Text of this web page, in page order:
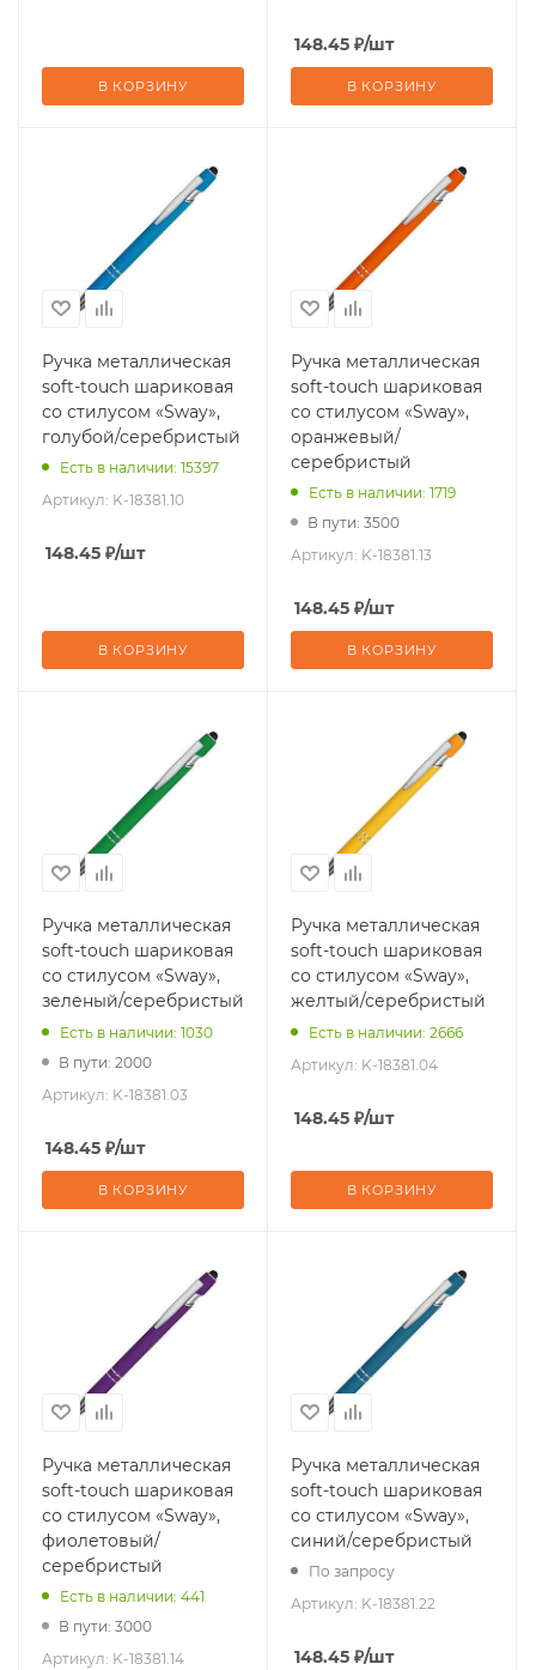
В КОРЗИНУ
148.45 ₽/шт
В КОРЗИНУ
Ручка металлическая
soft-touch шариковая
со стилусом «Sway»,
голубой/серебристый
Есть в наличии: 15397
Артикул: K-18381.10
148.45 ₽/шт
В КОРЗИНУ
Ручка металлическая
soft-touch шариковая
со стилусом «Sway»,
оранжевый/
серебристый
Есть в наличии: 1719
В пути: 3500
Артикул: K-18381.13
148.45 ₽/шт
В КОРЗИНУ
Ручка металлическая
soft-touch шариковая
со стилусом «Sway»,
зеленый/серебристый
Есть в наличии: 1030
В пути: 2000
Артикул: K-18381.03
148.45 ₽/шт
В КОРЗИНУ
Ручка металлическая
soft-touch шариковая
со стилусом «Sway»,
желтый/серебристый
Есть в наличии: 2666
Артикул: K-18381.04
148.45 ₽/шт
В КОРЗИНУ
Ручка металлическая
soft-touch шариковая
со стилусом «Sway»,
фиолетовый/
серебристый
Есть в наличии: 441
В пути: 3000
Артикул: K-18381.14
Ручка металлическая
soft-touch шариковая
со стилусом «Sway»,
синий/серебристый
По запросу
Артикул: K-18381.22
148.45 ₽/шт